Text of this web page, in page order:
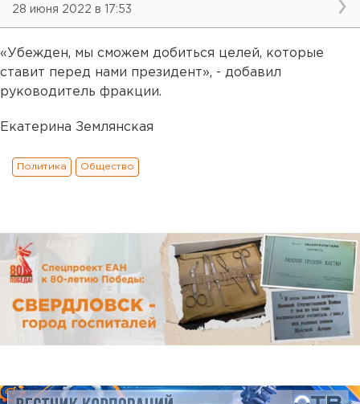
28 июня 2022 в 17:53
«Убежден, мы сможем добиться целей, которые
ставит перед нами президент», - добавил
руководитель фракции.
Екатерина Землянская
Политика Общество